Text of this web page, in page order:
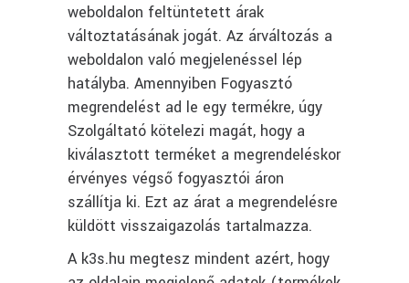
weboldalon feltüntetett árak
változtatásának jogát. Az árváltozás a
weboldalon való megjelenéssel lép
hatályba. Amennyiben Fogyasztó
megrendelést ad le egy termékre, úgy
Szolgáltató kötelezi magát, hogy a
kiválasztott terméket a megrendeléskor
érvényes végső fogyasztói áron
szállítja ki. Ezt az árat a megrendelésre
küldött visszaigazolás tartalmazza.
A k3s.hu megtesz mindent azért, hogy